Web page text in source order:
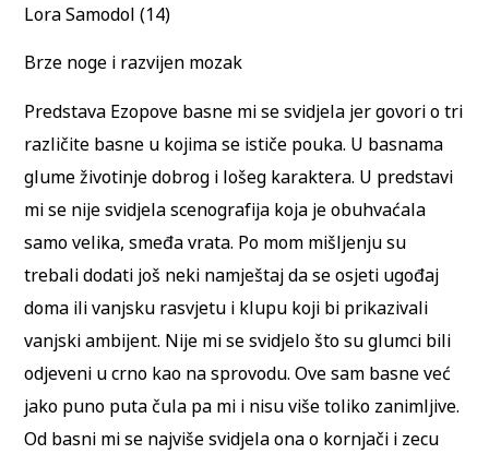
Lora Samodol (14)
Brze noge i razvijen mozak
Predstava Ezopove basne mi se svidjela jer govori o tri
različite basne u kojima se ističe pouka. U basnama
glume životinje dobrog i lošeg karaktera. U predstavi
mi se nije svidjela scenografija koja je obuhvaćala
samo velika, smeđa vrata. Po mom mišljenju su
trebali dodati još neki namještaj da se osjeti ugođaj
doma ili vanjsku rasvjetu i klupu koji bi prikazivali
vanjski ambijent. Nije mi se svidjelo što su glumci bili
odjeveni u crno kao na sprovodu. Ove sam basne već
jako puno puta čula pa mi i nisu više toliko zanimljive.
Od basni mi se najviše svidjela ona o kornjači i zecu